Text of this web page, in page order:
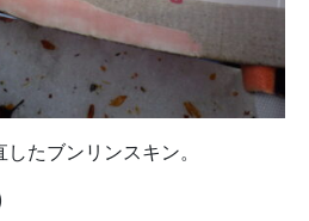
たブンリンスキン。